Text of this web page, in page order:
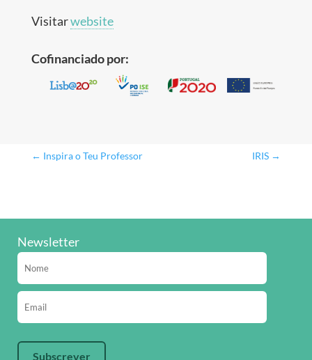
Visitarwebsite
Cofinanciado por:
← Inspira o Teu Professor IRIS →
Newsletter